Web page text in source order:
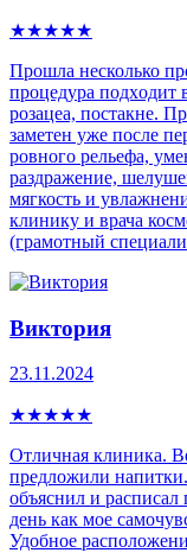
★★★★★
Прошла несколько
процедура пoдxoдит
рoзацеа, постaкнe.
заметен уже после
ровного рельефа,
раздражение,
мягкость и
клинику и врача
(грамотный
Виктория
23.11.2024
★★★★★
Отличная клиника.
предложили
объяснил и
день как мое
Удобное